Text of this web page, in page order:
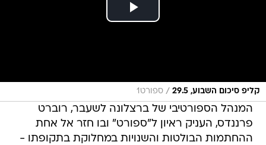
קליפ סיכום השבוע, 29.5 / ספורט1
המנהל הספורטיבי של ברצלונה לשעבר, רוברט
פרננדס, העניק ראיון ל"ספורט" ובו חזר אל אחת
ההחתמות הבולטות והשנויות במחלוקת בתקופתו -